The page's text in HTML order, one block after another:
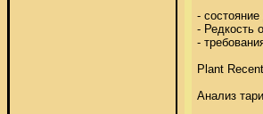
-
- Редкость
-
Plant
Анализ